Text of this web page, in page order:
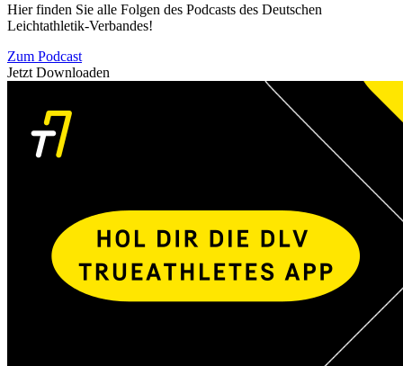
Hier finden Sie alle Folgen des Podcasts des Deutschen
Leichtathletik-Verbandes!
Zum Podcast
Jetzt Downloaden